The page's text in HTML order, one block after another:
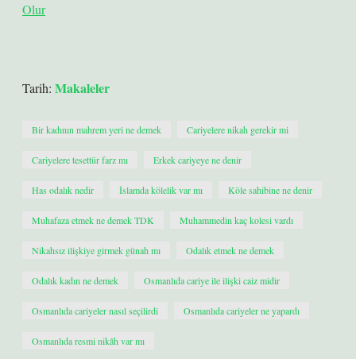
Olur
Tarih: Makaleler
Bir kadının mahrem yeri ne demek Cariyelere nikah gerekir mi
Cariyelere tesettür farz mı Erkek cariyeye ne denir
Has odalık nedir İslamda kölelik var mı Köle sahibine ne denir
Muhafaza etmek ne demek TDK Muhammedin kaç kolesi vardı
Nikahsız ilişkiye girmek günah mı Odalık etmek ne demek
Odalık kadın ne demek Osmanlıda cariye ile ilişki caiz midir
Osmanlıda cariyeler nasıl seçilirdi Osmanlıda cariyeler ne yapardı
Osmanlıda resmi nikâh var mı